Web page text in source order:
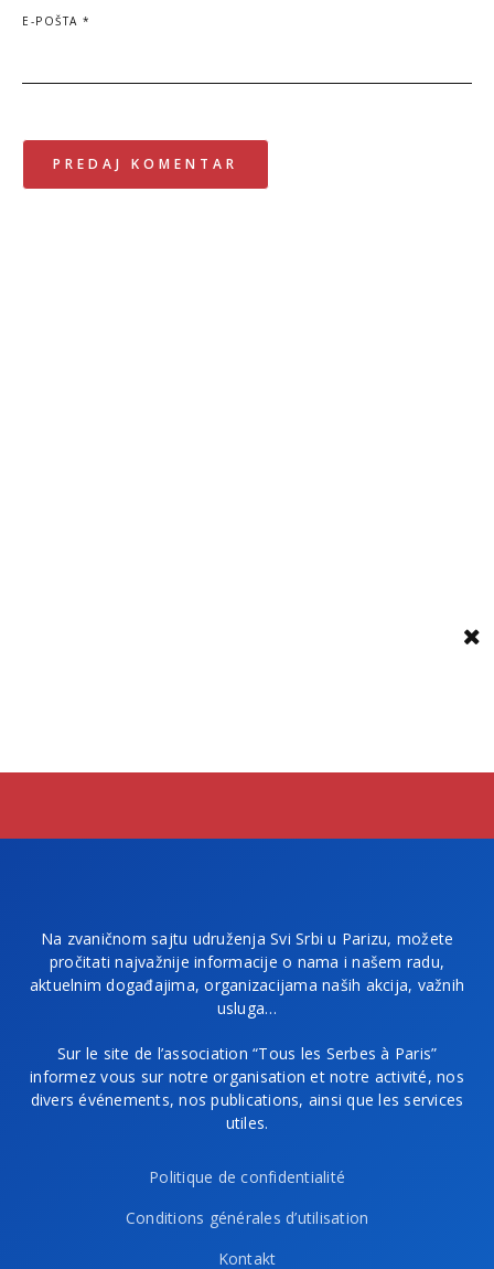
E-POŠTA *
Na zvaničnom sajtu udruženja Svi Srbi u Parizu, možete
pročitati najvažnije informacije o nama i našem radu,
aktuelnim događajima, organizacijama naših akcija, važnih
usluga…
Sur le site de l’association “Tous les Serbes à Paris”
informez vous sur notre organisation et notre activité, nos
divers événements, nos publications, ainsi que les services
utiles.
Politique de confidentialité
Conditions générales d’utilisation
Kontakt